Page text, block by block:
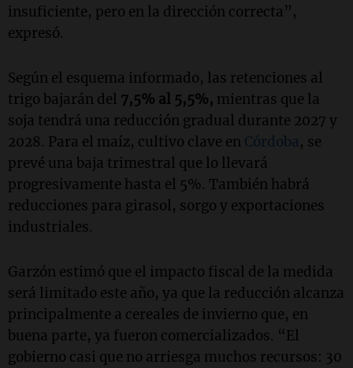
insuficiente, pero en la dirección correcta”,
expresó.
Según el esquema informado, las retenciones al
trigo bajarán del 7,5% al 5,5%, mientras que la
soja tendrá una reducción gradual durante 2027 y
2028. Para el maíz, cultivo clave en Córdoba, se
prevé una baja trimestral que lo llevará
progresivamente hasta el 5%. También habrá
reducciones para girasol, sorgo y exportaciones
industriales.
Garzón estimó que el impacto fiscal de la medida
será limitado este año, ya que la reducción alcanza
principalmente a cereales de invierno que, en
buena parte, ya fueron comercializados. “El
gobierno casi que no arriesga muchos recursos: 30